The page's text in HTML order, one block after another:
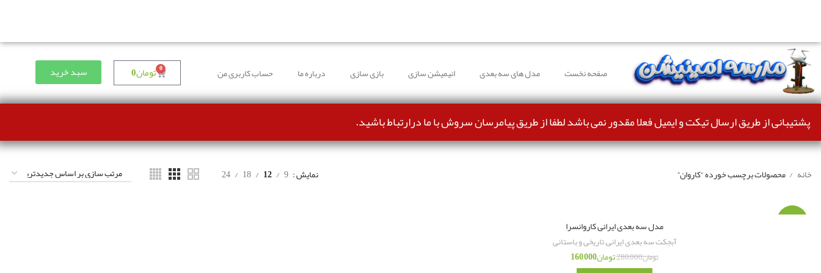
صفحه نخست مدل های سه بعدی انیمیشن سازی بازی سازی درباره ما حساب کاربری من تومان0 0 سبد خرید
پشتیبانی از طریق ارسال تیکت و ایمیل فعلا مقدور نمی باشد لطفا از طریق پیامرسان سروش با ما درارتباط باشید.
خانه محصولات برچسب خورده “کاروان” نمایش 9
12
18
24
مدل سه بعدی ایرانی کاروانسرا
آبجکت سه بعدی ایرانی,تاریخی و باستانی
تومان280,000تومان160,000